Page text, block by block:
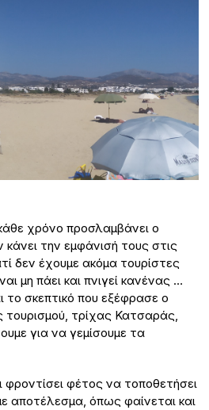
χρόνο προσλαμβάνει ο
την εμφάνισή τους στις
δεν έχουμε ακόμα τουρίστες
μη πάει και πνιγεί κανένας …
το σκεπτικό που εξέφρασε ο
τουρισμού, τρίχας Κατσαράς,
για να γεμίσουμε τα
φροντίσει φέτος να τοποθετήσει
αποτέλεσμα, όπως φαίνεται και